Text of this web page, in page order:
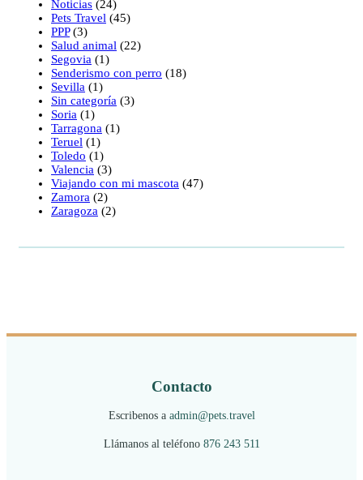
Noticias (24)
Pets Travel (45)
PPP(3)
Salud animal (22)
Segovia (1)
Senderismo con perro (18)
Sevilla (1)
Sin categoría (3)
Soria (1)
Tarragona (1)
Teruel (1)
Toledo (1)
Valencia (3)
Viajando con mi mascota (47)
Zamora (2)
Zaragoza (2)
Contacto
Escribenos a admin@pets.travel
Llámanos al teléfono 876 243 511